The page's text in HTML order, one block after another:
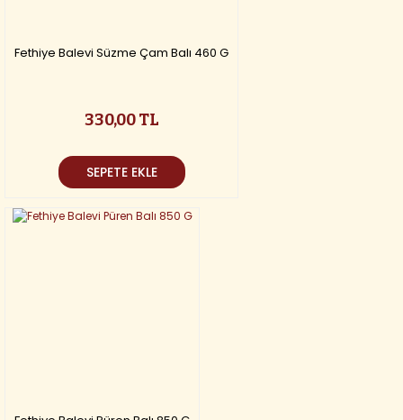
Fethiye Balevi Süzme Çam Balı 460 G
330,00 TL
SEPETE EKLE